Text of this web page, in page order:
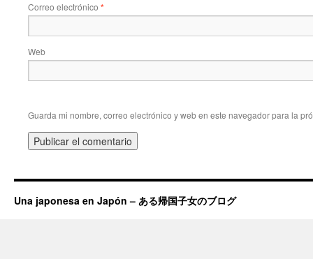
Correo electrónico *
Web
Guarda mi nombre, correo electrónico y web en este navegador para la
Una japonesa en Japón – ある帰国子女のブログ